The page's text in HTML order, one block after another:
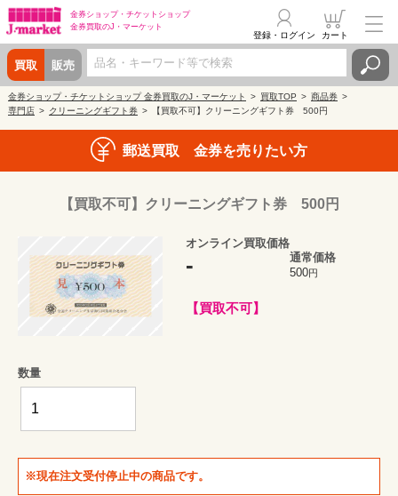
金券ショップ・ チケットショップ
金券買取のJ・マーケット
買取 販売
登録・ログイン カート
金券ショップ・チケットショップ 金券買取のJ・マーケット 買取TOP
商品券
専門店
クリーニングギフト券 【買取不可】クリーニングギフト券 500円
郵送買取 金券を売りたい方
【買取不可】クリーニングギフト券 500円
オンライン買取価格
-
通常価格
500円
【買取不可】
数量
※現在注文受付停止中の商品です。